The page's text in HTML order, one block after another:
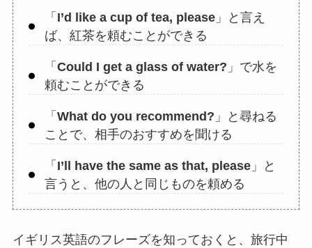
「 I’d like a cup of tea, please」と言え
ば、紅茶を頼むことができる
「 Could I get a glass of water? 」で水を
頼むことができる
「 What do you recommend? 」と尋ねる
ことで、相手のおすすめを聞ける
「 I’ll have the same as that, please」と
言うと、他の人と同じものを頼める
イギリス英語のフレーズを知っておくと、旅行中